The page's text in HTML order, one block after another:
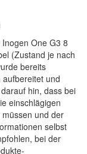
One G3 8
(Zustand je nach
bereits
und
hin, dass bei
einschlägigen
und der
selbst
bei der